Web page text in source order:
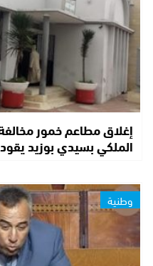
إغلاق مطاعم خمور
الملكي بسيدي بوزيد
وطنية